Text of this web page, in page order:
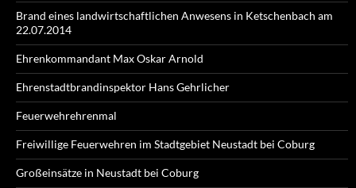
Brand eines landwirtschaftlichen Anwesens in Ketschenbach am
22.07.2014
Ehrenkommandant Max Oskar Arnold
Ehrenstadtbrandinspektor Hans Gehrlicher
Feuerwehrehrenmal
Freiwillige Feuerwehren im Stadtgebiet Neustadt bei Coburg
Großeinsätze in Neustadt bei Coburg